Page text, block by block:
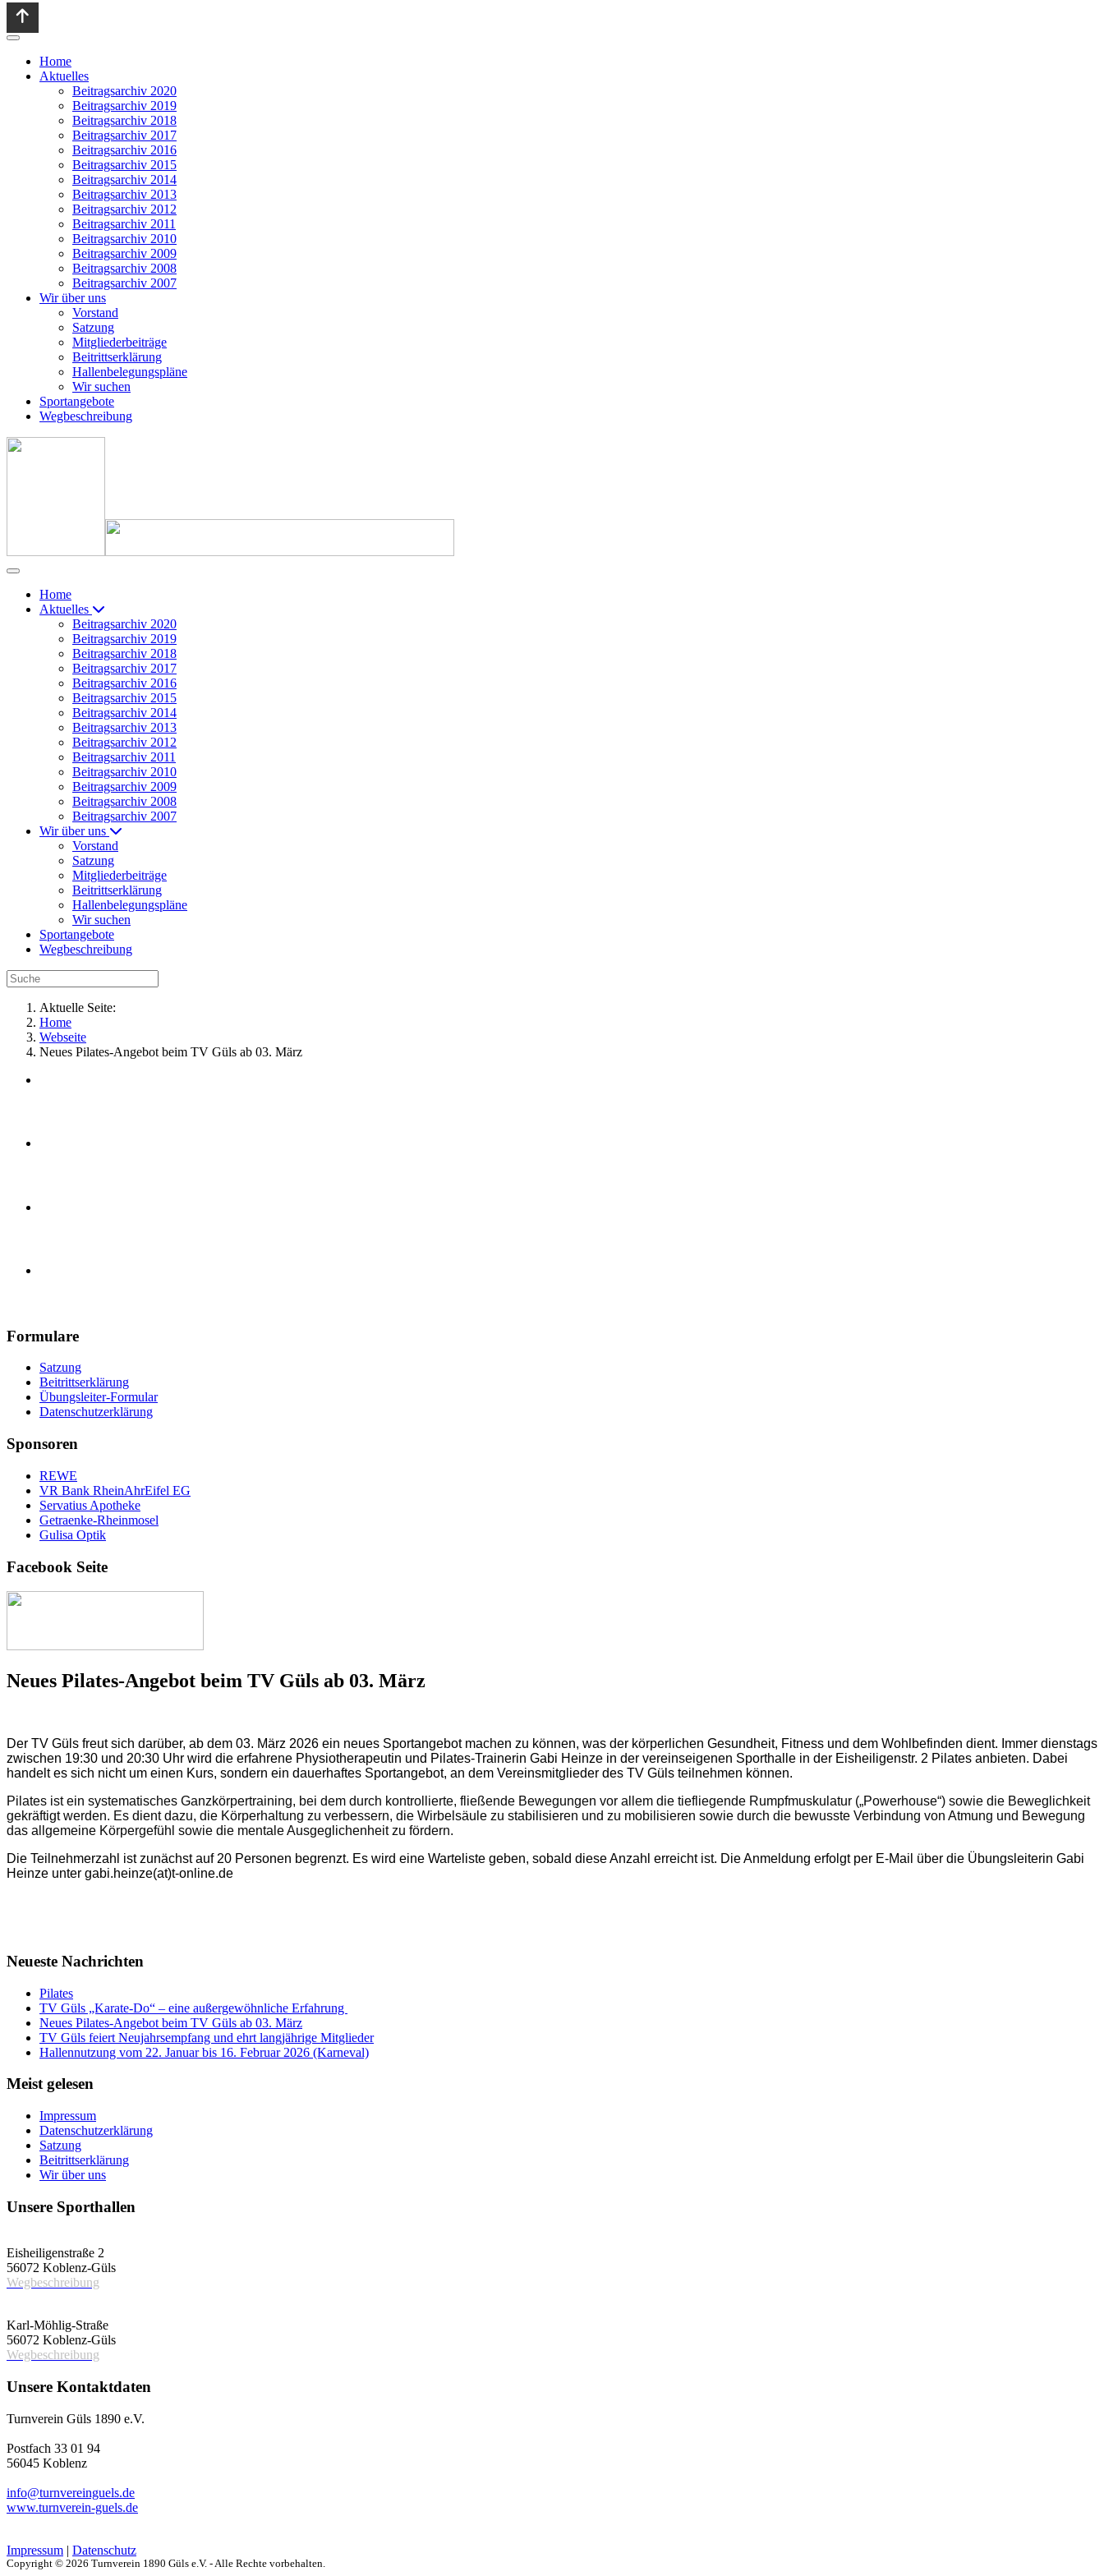
Home
Aktuelles
Beitragsarchiv 2020
Beitragsarchiv 2019
Beitragsarchiv 2018
Beitragsarchiv 2017
Beitragsarchiv 2016
Beitragsarchiv 2015
Beitragsarchiv 2014
Beitragsarchiv 2013
Beitragsarchiv 2012
Beitragsarchiv 2011
Beitragsarchiv 2010
Beitragsarchiv 2009
Beitragsarchiv 2008
Beitragsarchiv 2007
Wir über uns
Vorstand
Satzung
Mitgliederbeiträge
Beitrittserklärung
Hallenbelegungspläne
Wir suchen
Sportangebote
Wegbeschreibung
Home
Aktuelles
Beitragsarchiv 2020
Beitragsarchiv 2019
Beitragsarchiv 2018
Beitragsarchiv 2017
Beitragsarchiv 2016
Beitragsarchiv 2015
Beitragsarchiv 2014
Beitragsarchiv 2013
Beitragsarchiv 2012
Beitragsarchiv 2011
Beitragsarchiv 2010
Beitragsarchiv 2009
Beitragsarchiv 2008
Beitragsarchiv 2007
Wir über uns
Vorstand
Satzung
Mitgliederbeiträge
Beitrittserklärung
Hallenbelegungspläne
Wir suchen
Sportangebote
Wegbeschreibung
Aktuelle Seite:
Home
Webseite
Neues Pilates-Angebot beim TV Güls ab 03. März
Formulare
Satzung
Beitrittserklärung
Übungsleiter-Formular
Datenschutzerklärung
Sponsoren
REWE
VR Bank RheinAhrEifel EG
Servatius Apotheke
Getraenke-Rheinmosel
Gulisa Optik
Facebook Seite
Neues Pilates-Angebot beim TV Güls ab 03. März
Der TV Güls freut sich darüber, ab dem 03. März 2026 ein neues Sportangebot machen zu können, was der körperlichen Gesundheit, Fitness und dem Wohlbefinden dient. Immer dienstags
zwischen 19:30 und 20:30 Uhr wird die erfahrene Physiotherapeutin und Pilates-Trainerin Gabi Heinze in der vereinseigenen Sporthalle in der Eisheiligenstr. 2 Pilates anbieten. Dabei
handelt es sich nicht um einen Kurs, sondern ein dauerhaftes Sportangebot, an dem Vereinsmitglieder des TV Güls teilnehmen können.
Pilates ist ein systematisches Ganzkörpertraining, bei dem durch kontrollierte, fließende Bewegungen vor allem die tiefliegende Rumpfmuskulatur („Powerhouse“) sowie die Beweglichkeit
gekräftigt werden. Es dient dazu, die Körperhaltung zu verbessern, die Wirbelsäule zu stabilisieren und zu mobilisieren sowie durch die bewusste Verbindung von Atmung und Bewegung
das allgemeine Körpergefühl sowie die mentale Ausgeglichenheit zu fördern.
Die Teilnehmerzahl ist zunächst auf 20 Personen begrenzt. Es wird eine Warteliste geben, sobald diese Anzahl erreicht ist. Die Anmeldung erfolgt per E-Mail über die Übungsleiterin Gabi
Heinze unter gabi.heinze(at)t-online.de
Neueste Nachrichten
Pilates
TV Güls „Karate-Do“ – eine außergewöhnliche Erfahrung
Neues Pilates-Angebot beim TV Güls ab 03. März
TV Güls feiert Neujahrsempfang und ehrt langjährige Mitglieder
Hallennutzung vom 22. Januar bis 16. Februar 2026 (Karneval)
Meist gelesen
Impressum
Datenschutzerklärung
Satzung
Beitrittserklärung
Wir über uns
Unsere Sporthallen
Eisheiligenstraße 2
56072 Koblenz-Güls
Wegbeschreibung
Karl-Möhlig-Straße
56072 Koblenz-Güls
Wegbeschreibung
Unsere Kontaktdaten
Turnverein Güls 1890 e.V.
Postfach 33 01 94
56045 Koblenz
info@turnvereinguels.de
www.turnverein-guels.de
Impressum | Datenschutz
Copyright © 2026 Turnverein 1890 Güls e.V. - Alle Rechte vorbehalten.